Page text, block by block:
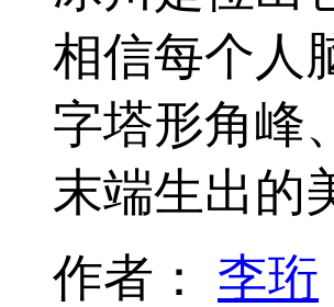
相信每个人
字塔形角峰
末端生出
作者： 李珩